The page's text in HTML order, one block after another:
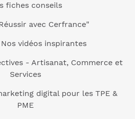
fiches conseils
avec Cerfrance"
vidéos inspirantes
- Artisanat, Commerce et
Services
digital pour les TPE &
PME